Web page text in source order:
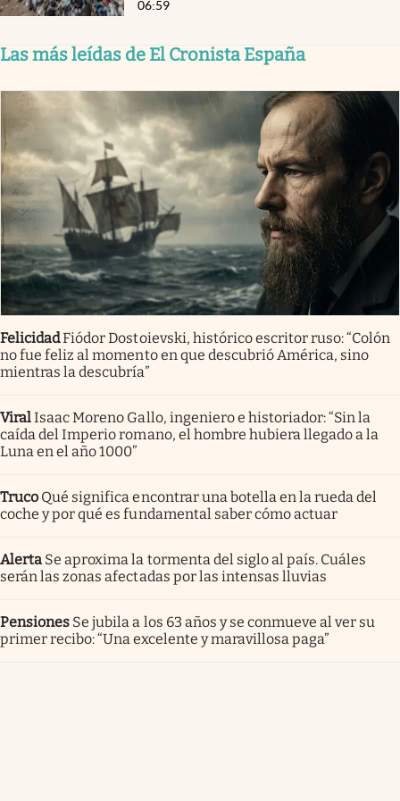
06:59
Las más leídas de El Cronista España
FelicidadFiódor Dostoievski, histórico escritor ruso: “Colón
no fue feliz al momento en que descubrió América, sino
mientras la descubría”
ViralIsaac Moreno Gallo, ingeniero e historiador: “Sin la
caída del Imperio romano, el hombre hubiera llegado a la
Luna en el año 1000”
Truco Qué significa encontrar una botella en la rueda del
coche y por qué es fundamental saber cómo actuar
Alerta Se aproxima la tormenta del siglo al país. Cuáles
serán las zonas afectadas por las intensas lluvias
Pensiones Se jubila a los 63 años y se conmueve al ver su
primer recibo: “Una excelente y maravillosa paga”